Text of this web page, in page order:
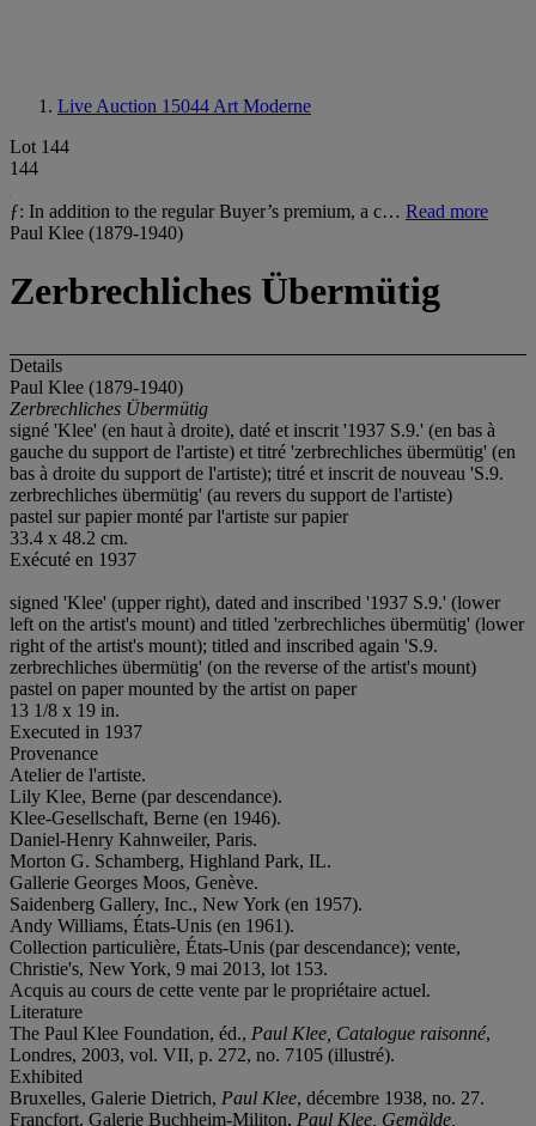
Live Auction 15044 Art Moderne
Lot 144
144
ƒ: In addition to the regular Buyer’s premium, a c… Read more
Paul Klee (1879-1940)
Zerbrechliches Übermütig
Details
Paul Klee (1879-1940)
Zerbrechliches Übermütig
signé 'Klee' (en haut à droite), daté et inscrit '1937 S.9.' (en bas à
gauche du support de l'artiste) et titré 'zerbrechliches übermütig' (en
bas à droite du support de l'artiste); titré et inscrit de nouveau 'S.9.
zerbrechliches übermütig' (au revers du support de l'artiste)
pastel sur papier monté par l'artiste sur papier
33.4 x 48.2 cm.
Exécuté en 1937
signed 'Klee' (upper right), dated and inscribed '1937 S.9.' (lower
left on the artist's mount) and titled 'zerbrechliches übermütig' (lower
right of the artist's mount); titled and inscribed again 'S.9.
zerbrechliches übermütig' (on the reverse of the artist's mount)
pastel on paper mounted by the artist on paper
13 1/8 x 19 in.
Executed in 1937
Provenance
Atelier de l'artiste.
Lily Klee, Berne (par descendance).
Klee-Gesellschaft, Berne (en 1946).
Daniel-Henry Kahnweiler, Paris.
Morton G. Schamberg, Highland Park, IL.
Gallerie Georges Moos, Genève.
Saidenberg Gallery, Inc., New York (en 1957).
Andy Williams, États-Unis (en 1961).
Collection particulière, États-Unis (par descendance); vente,
Christie's, New York, 9 mai 2013, lot 153.
Acquis au cours de cette vente par le propriétaire actuel.
Literature
The Paul Klee Foundation, éd., Paul Klee, Catalogue raisonné,
Londres, 2003, vol. VII, p. 272, no. 7105 (illustré).
Exhibited
Bruxelles, Galerie Dietrich, Paul Klee, décembre 1938, no. 27.
Francfort, Galerie Buchheim-Militon, Paul Klee, Gemälde,